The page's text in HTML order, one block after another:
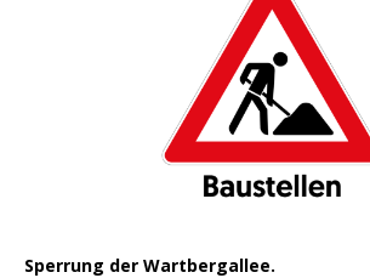
Sperrung der Wartbergallee.